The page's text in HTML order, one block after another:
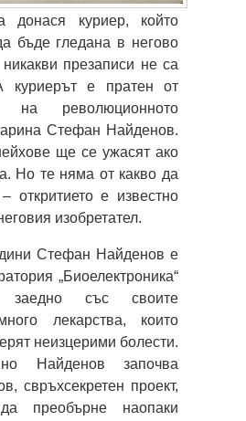
донася куриер, който
бъде гледана в негово
презаписи не са
куриерът е пратен от
на революционното
Стефан Найденов.
ще се ужасят ако
Но те няма от какво да
откритието е известно
изобретател.
Стефан Найденов е
„Биоелектроника“
със своите
лекарства, които
неизцерими болести.
Найденов започва
свръхсекретен проект,
преобърне наопаки